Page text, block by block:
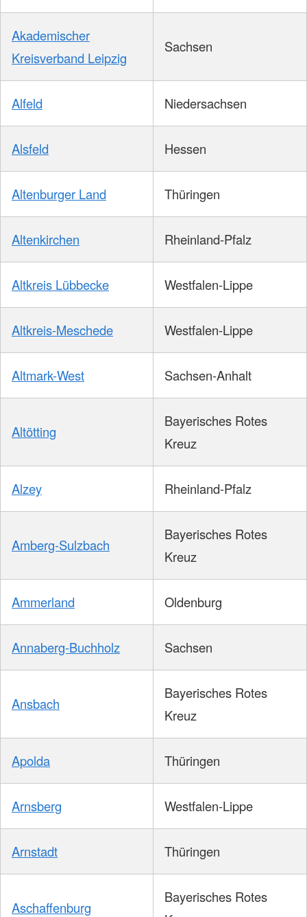
Akademischer
Kreisverband Leipzig
Sachsen
Alfeld Niedersachsen
Alsfeld Hessen
Altenburger Land Thüringen
Altenkirchen Rheinland-Pfalz
Altkreis Lübbecke Westfalen-Lippe
Altkreis-Meschede Westfalen-Lippe
Altmark-West Sachsen-Anhalt
Altötting
Bayerisches Rotes
Kreuz
Alzey Rheinland-Pfalz
Amberg-Sulzbach
Bayerisches Rotes
Kreuz
Ammerland Oldenburg
Annaberg-Buchholz Sachsen
Ansbach
Bayerisches Rotes
Kreuz
Apolda Thüringen
Arnsberg Westfalen-Lippe
Arnstadt Thüringen
Aschaffenburg
Bayerisches Rotes